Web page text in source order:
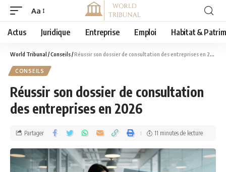
Aa
Actus Juridique Entreprise Emploi Habitat &
World Tribunal /Conseils/Réussir son dossier de consultation des entreprises en 2026
CONSEILS
Réussir son dossier de consultation
des entreprises en 2026
Partager 11 minutes de lecture